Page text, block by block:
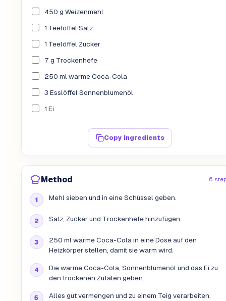
450 g Weizenmehl
1 Teelöffel Salz
1 Teelöffel Zucker
7 g Trockenhefe
250 ml warme Coca-Cola
3 Esslöffel Sonnenblumenöl
1 Ei
Copy ingredients
Method 6
Mehl sieben und in eine Schüssel geben.
Salz, Zucker und Trockenhefe hinzufügen.
250 ml warme Coca-Cola in eine Dose auf den
Heizkörper stellen, damit sie warm wird.
Die warme Coca-Cola, Sonnenblumenöl und das Ei zu
den trockenen Zutaten geben.
Alles gut vermengen und zu einem Teig verarbeiten.